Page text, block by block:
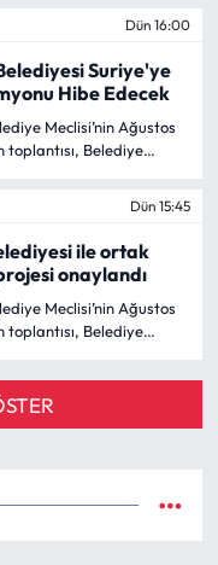
oldu.
Dün 16:00
Suriye'ye
Hibe Edecek
Meclisi’nin Ağustos
toplantısı, Belediye
Dün 15:45
ile ortak
onaylandı
Meclisi’nin Ağustos
toplantısı, Belediye
yeni belediye